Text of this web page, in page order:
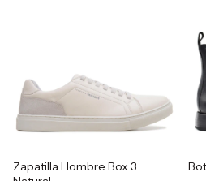
Zapatilla Hombre Box 3